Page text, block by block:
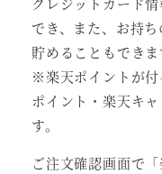
でき、また、お持ち
貯めることもできま
※楽天ポイントが
ポイント・楽天キ
す。
ご注文確認画面で